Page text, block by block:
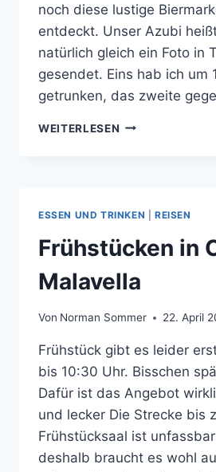
noch diese lustige
entdeckt. Unser Azubi
natürlich gleich ein Foto in
gesendet. Eins hab ich um
getrunken, das zweite
WEITERLESEN EINEN
ESSEN UND TRINKEN REISEN
Frühstücken in
Malavella
Von Norman Sommer 22. April
Frühstück gibt es leider
bis 10:30 Uhr. Bisschen
Dafür ist das Angebot
und lecker Die Strecke bis
Frühstücksaal ist
deshalb braucht es wohl